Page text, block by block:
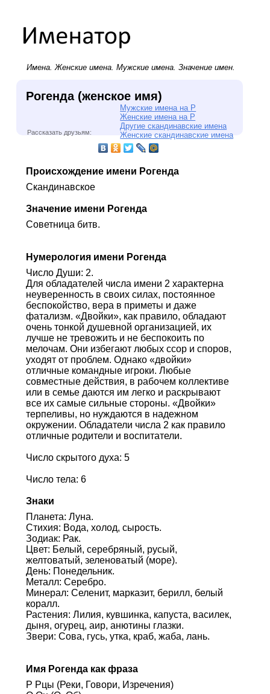
Имена.Женские имена. Мужские имена. Значение имен.
Рогенда (женское имя)
Мужские имена на Р
Женские имена на Р
Другие скандинавские имена
Женские скандинавские имена
Рассказать друзьям:
Происхождение имени Рогенда
Скандинавское
Значение имени Рогенда
Советница битв.
Нумерология имени Рогенда
Число Души: 2.
Для обладателей числа имени 2 характерна
неуверенность в своих силах, постоянное
беспокойство, вера в приметы и даже
фатализм. «Двойки», как правило, обладают
очень тонкой душевной организацией, их
лучше не тревожить и не беспокоить по
мелочам. Они избегают любых ссор и споров,
уходят от проблем. Однако «двойки»
отличные командные игроки. Любые
совместные действия, в рабочем коллективе
или в семье даются им легко и раскрывают
все их самые сильные стороны. «Двойки»
терпеливы, но нуждаются в надежном
окружении. Обладатели числа 2 как правило
отличные родители и воспитатели.
Число скрытого духа: 5
Число тела: 6
Знаки
Планета: Луна.
Стихия: Вода, холод, сырость.
Зодиак: Рак.
Цвет: Белый, серебряный, русый,
желтоватый, зеленоватый (море).
День: Понедельник.
Металл: Серебро.
Минерал: Селенит, марказит, берилл, белый
коралл.
Растения: Лилия, кувшинка, капуста, василек,
дыня, огурец, аир, анютины глазки.
Звери: Сова, гусь, утка, краб, жаба, лань.
Имя Рогенда как фраза
Р Рцы (Реки, Говори, Изречения)